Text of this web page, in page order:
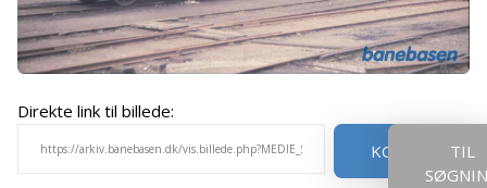
Direkte link til billede:
KOPIER
TIL